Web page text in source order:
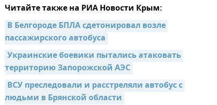
Читайте также на РИА Новости Крым:
В Белгороде БПЛА сдетонировал возле
пассажирского автобуса
Украинские боевики пытались атаковать
территорию Запорожской АЭС
ВСУ преследовали и расстреляли автобус с
людьми в Брянской области